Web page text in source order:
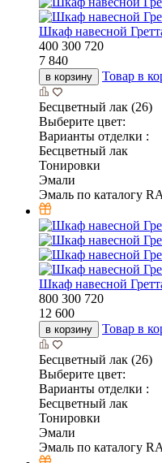
Шкаф навесной
400 300 720
7 840
в корзину Товар в
Бесцветный лак (26)
Выберите цвет:
Варианты отделки :
Бесцветный лак
Тонировки
Эмали
Эмаль по каталогу
Шкаф навесной
800 300 720
12 600
в корзину Товар в
Бесцветный лак (26)
Выберите цвет:
Варианты отделки :
Бесцветный лак
Тонировки
Эмали
Эмаль по каталогу